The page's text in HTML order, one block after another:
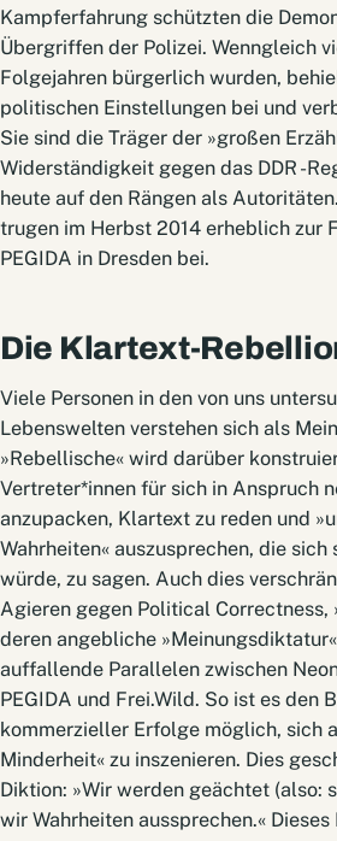
Kampferfahrung schützten die
Übergriffen der Polizei. Wenngleich
Folgejahren bürgerlich wurden,
politischen Einstellungen bei und
Sie sind die Träger der »großen
Widerständigkeit gegen das DDR -
heute auf den Rängen als
trugen im Herbst 2014 erheblich zur
PEGIDA in Dresden bei.
Die Klartext-
Viele Personen in den von uns
Lebenswelten verstehen sich als
»Rebellische« wird darüber
Vertreter*innen für sich in Anspruch
anzupacken, Klartext zu reden und
Wahrheiten« auszusprechen, die
würde, zu sagen. Auch dies
Agieren gegen Political Correctness,
deren angebliche
auffallende Parallelen zwischen
PEGIDA und Frei.Wild. So ist es den
kommerzieller Erfolge möglich, sich
Minderheit« zu inszenieren. Dies
Diktion: »Wir werden geächtet (also:
wir Wahrheiten aussprechen.«